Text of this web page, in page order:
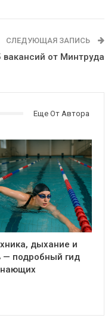
СЛЕДУЮЩАЯ ЗАПИСЬ
вакансий от Минтруда
Еще От Автора
дыхание и
— подробный гид